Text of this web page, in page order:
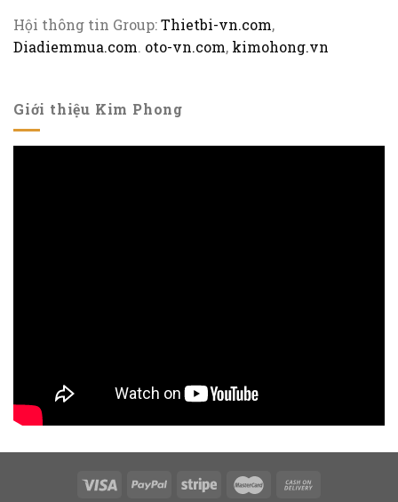
Hội thông tin Group:Thietbi-vn.com,
Diadiemmua.com. oto-vn.com, kimohong.vn
Giới thiệu Kim Phong